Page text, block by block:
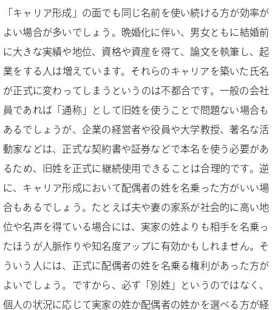
「キャリア形成」の面でも同じ名前を使い続ける方が効率が
よい場合が多いでしょう。晩婚化に伴い、男女ともに結婚前
に大きな実績や地位、資格や資産を得て、論文を執筆し、起
業をする人は増えています。それらのキャリアを築いた氏名
が正式に変わってしまうというのは不都合です。一般の会社
員であれば「通称」として旧姓を使うことで問題ない場合も
あるでしょうが、企業の経営者や役員や大学教授、著名な活
動家などは、正式な契約書や証券などで本名を使う必要があ
るため、旧姓を正式に継続使用できることは合理的です。逆
に、キャリア形成において配偶者の姓を名乗った方がいい場
合もあるでしょう。たとえば夫や妻の家系が社会的に高い地
位や名声を得ている場合には、実家の姓よりも相手を名乗っ
たほうが人脈作りや知名度アップに有効かもしれません。そ
ういう人には、正式に配偶者の姓を名乗る権利があった方が
よいでしょう。ですから、必ず「別姓」というのではなく、
個人の状況に応じて実家の姓か配偶者の姓かを選べる方が経